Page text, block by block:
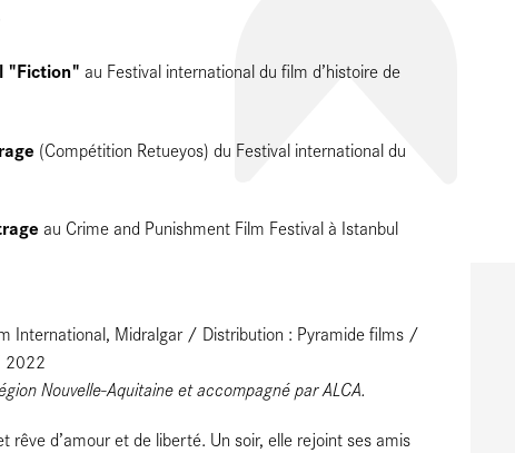
"Fiction" au Festival international du film d’histoire de
(Compétition Retueyos) du Festival international du
au Crime and Punishment Film Festival à Istanbul
International, Midralgar / Distribution : Pyramide films /
2022
Nouvelle-Aquitaine et accompagné par ALCA.
rêve d’amour et de liberté. Un soir, elle rejoint ses amis